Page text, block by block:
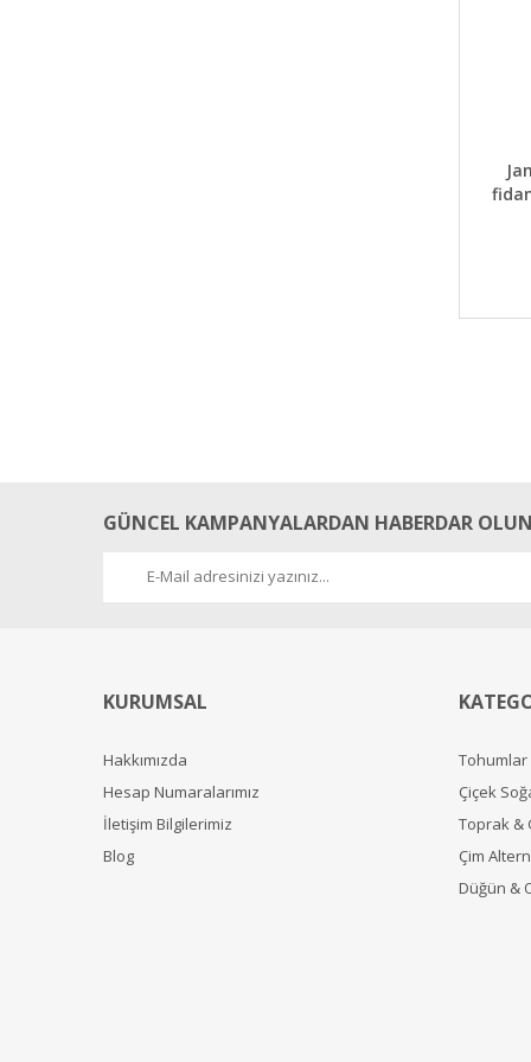
GÜNCEL KAMPANYALARDAN HABERDAR
KURUMSAL
Hakkımızda
Hesap Numaralarımız
İletişim Bilgilerimiz
Blog
Tohumlar
Çiçek
Toprak &
Çim
Düğün &